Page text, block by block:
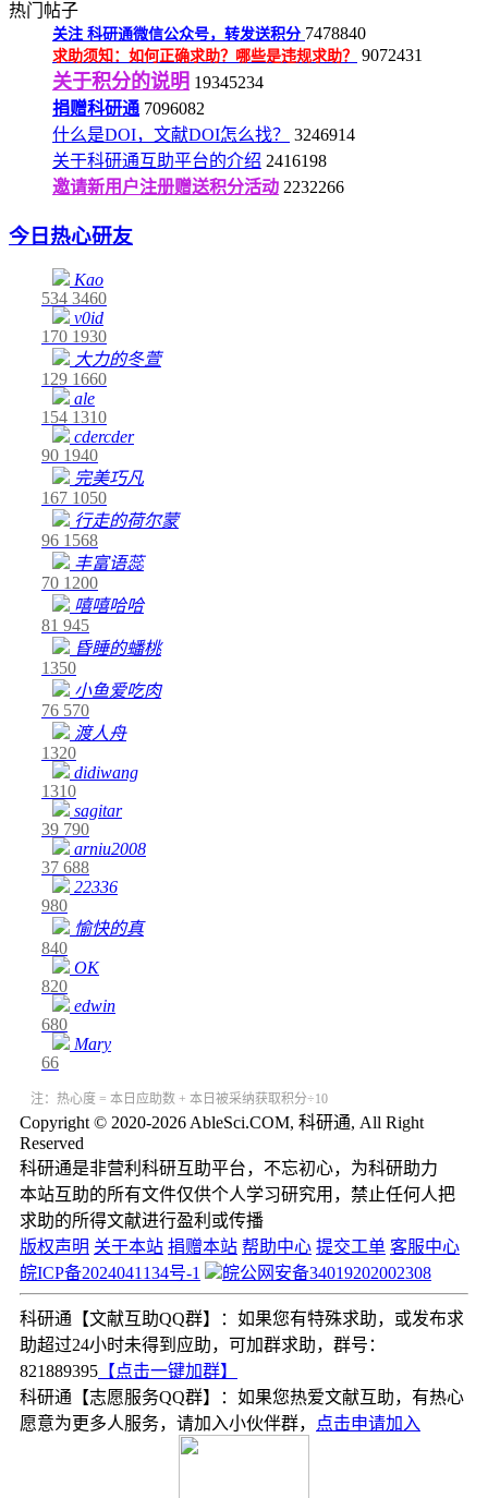
热门帖子
关注 科研通微信公众号，转发送积分 7478840
求助须知：如何正确求助？哪些是违规求助？ 9072431
关于积分的说明 19345234
捐赠科研通 7096082
什么是DOI，文献DOI怎么找？
3246914
关于科研通互助平台的介绍 2416198
邀请新用户注册赠送积分活动 2232266
今日热心研友
Kao
534 3460
v0id
170 1930
大力的冬萱
129 1660
ale
154 1310
cdercder
90 1940
完美巧凡
167 1050
行走的荷尔蒙
96 1568
丰富语蕊
70 1200
嘻嘻哈哈
81 945
昏睡的蟠桃
1350
小鱼爱吃肉
76 570
渡人舟
1320
didiwang
1310
sagitar
39 790
arniu2008
37 688
22336
980
愉快的真
840
OK
820
edwin
680
Mary
66
注：热心度 = 本日应助数 + 本日被采纳获取积分÷10
Copyright © 2020-2026 AbleSci.COM, 科研通, All Right
Reserved
科研通是非营利科研互助平台，不忘初心，为科研助力
本站互助的所有文件仅供个人学习研究用，禁止任何人把
求助的所得文献进行盈利或传播
版权声明 关于本站 捐赠本站 帮助中心 提交工单 客服中心
皖ICP备2024041134号-1
皖公网安备34019202002308
科研通【文献互助QQ群】：如果您有特殊求助，或发布求
助超过24小时未得到应助，可加群求助，群号：
821889395 【点击一键加群】
科研通【志愿服务QQ群】：如果您热爱文献互助，有热心
愿意为更多人服务，请加入小伙伴群，
点击申请加入